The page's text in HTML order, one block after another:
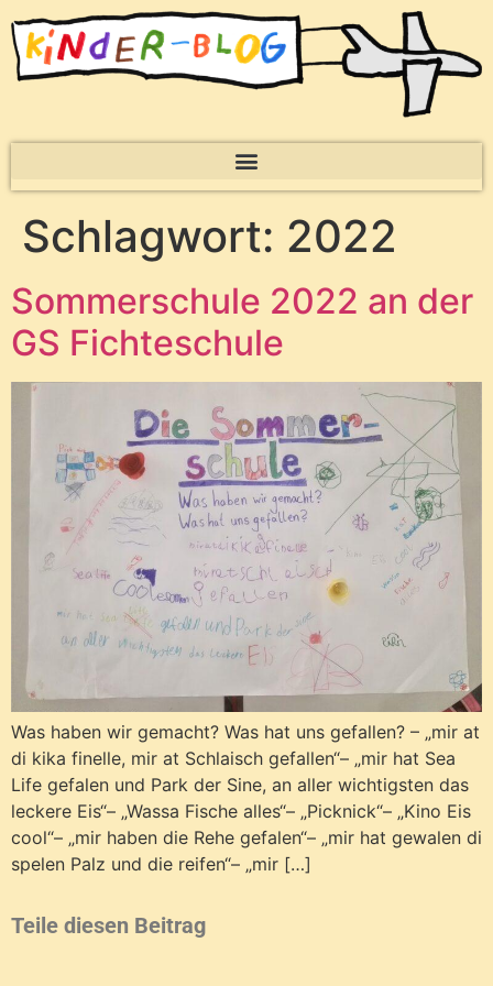
Schlagwort: 2022
Sommerschule 2022 an der
GS Fichteschule
Was haben wir gemacht? Was hat uns gefallen? – „mir at
di kika finelle, mir at Schlaisch gefallen“– „mir hat Sea
Life gefalen und Park der Sine, an aller wichtigsten das
leckere Eis“– „Wassa Fische alles“– „Picknick“– „Kino Eis
cool“– „mir haben die Rehe gefalen“– „mir hat gewalen di
spelen Palz und die reifen“– „mir […]
Teile diesen Beitrag